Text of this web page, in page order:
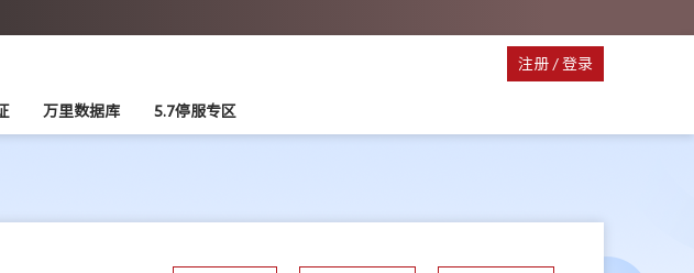
注册 / 登录
万里数据库 5.7停服专区